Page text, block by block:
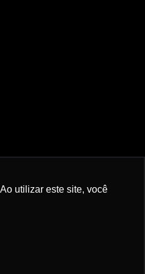
utilizar este site, você